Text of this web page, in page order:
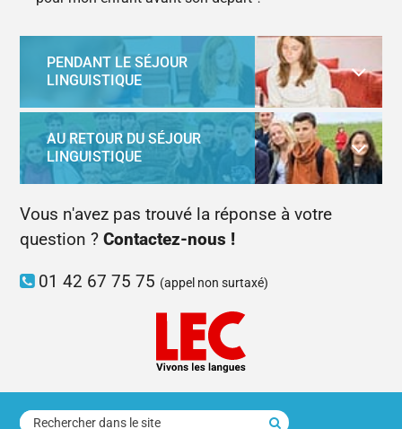
PENDANT LE SÉJOUR
LINGUISTIQUE
AU RETOUR DU SÉJOUR
LINGUISTIQUE
Vous n'avez pas trouvé la réponse à votre
question ?Contactez-nous !
01 42 67 75 75 (appel non surtaxé)
rechercher